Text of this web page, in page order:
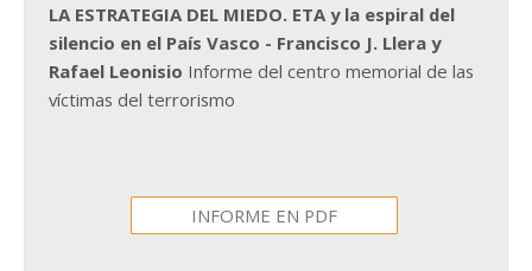
LA ESTRATEGIA DEL MIEDO. ETA y la espiral del
silencio en el País Vasco - Francisco J. Llera y
Rafael Leonisio Informe del centro memorial de las
víctimas del terrorismo
INFORME EN PDF